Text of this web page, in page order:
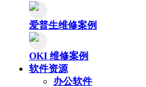
爱普生维修案例
OKI 维修案例
软件资源
办公软件